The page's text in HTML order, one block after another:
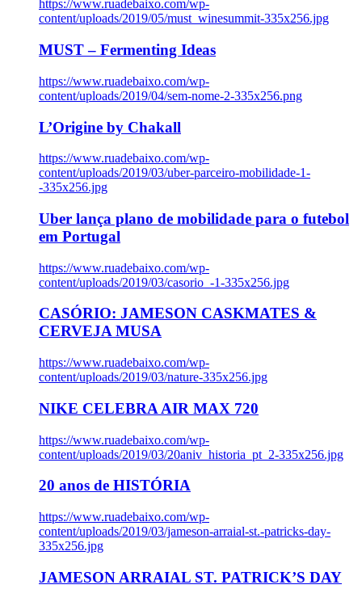
https://www.ruadebaixo.com/wp-
content/uploads/2019/05/must_winesummit-335x256.jpg
MUST – Fermenting Ideas
https://www.ruadebaixo.com/wp-
content/uploads/2019/04/sem-nome-2-335x256.png
L’Origine by Chakall
https://www.ruadebaixo.com/wp-
content/uploads/2019/03/uber-parceiro-mobilidade-1-
-335x256.jpg
Uber lança plano de mobilidade para o futebol
em Portugal
https://www.ruadebaixo.com/wp-
content/uploads/2019/03/casorio_-1-335x256.jpg
CASÓRIO: JAMESON CASKMATES &
CERVEJA MUSA
https://www.ruadebaixo.com/wp-
content/uploads/2019/03/nature-335x256.jpg
NIKE CELEBRA AIR MAX 720
https://www.ruadebaixo.com/wp-
content/uploads/2019/03/20aniv_historia_pt_2-335x256.jpg
20 anos de HISTÓRIA
https://www.ruadebaixo.com/wp-
content/uploads/2019/03/jameson-arraial-st.-patricks-day-
335x256.jpg
JAMESON ARRAIAL ST. PATRICK’S DAY